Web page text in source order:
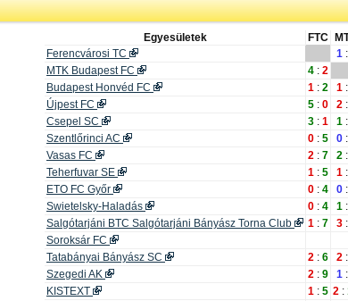
Egyesületek FTC
Ferencvárosi TC
1 :
MTK Budapest FC
4 : 2
Budapest Honvéd FC
1 : 2 1 :
Újpest FC
5 : 0 2 :
Csepel SC
3 : 1 1 :
Szentlőrinci AC
0 : 5 0 :
Vasas FC
2 : 7 2 :
Teherfuvar SE
1 : 5 1 :
ETO FC Győr
0 : 4 0 :
Swietelsky-Haladás
0 : 4 1 :
Salgótarjáni BTC Salgótarjáni Bányász Torna Club
1 : 7 3 :
Soroksár FC
Tatabányai Bányász SC
2 : 6 2 :
Szegedi AK
2 : 9 1 :
KISTEXT
1 : 5 2 :